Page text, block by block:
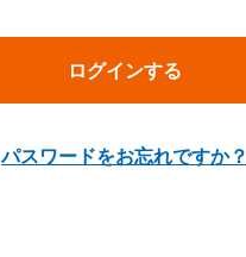
パスワードをお忘れですか？